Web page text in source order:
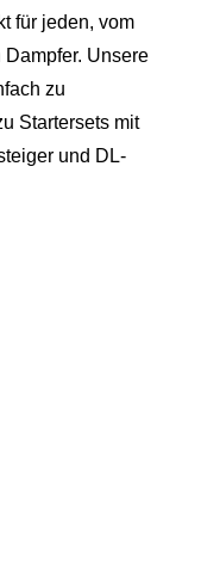
für jeden, vom
Unsere
zu
Startersets mit
und DL-